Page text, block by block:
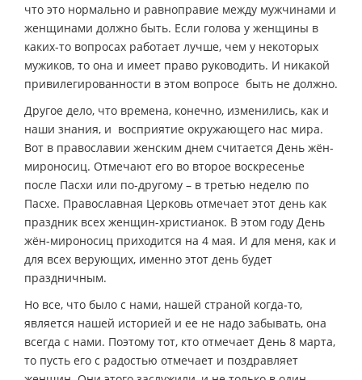
что это нормально и равноправие между мужчинами и
женщинами должно быть. Если голова у женщины в
каких-то вопросах работает лучше, чем у некоторых
мужиков, то она и имеет право руководить. И никакой
привилегированности в этом вопросе быть не должно.
Другое дело, что времена, конечно, изменились, как и
наши знания, и восприятие окружающего нас мира.
Вот в православии женским днем считается День жён-
мироносиц. Отмечают его во второе воскресенье
после Пасхи или по-другому – в третью неделю по
Пасхе. Православная Церковь отмечает этот день как
праздник всех женщин-христианок. В этом году День
жён-мироносиц приходится на 4 мая. И для меня, как и
для всех верующих, именно этот день будет
праздничным.
Но все, что было с нами, нашей страной когда-то,
является нашей историей и ее не надо забывать, она
всегда с нами. Поэтому тот, кто отмечает День 8 марта,
то пусть его с радостью отмечает и поздравляет